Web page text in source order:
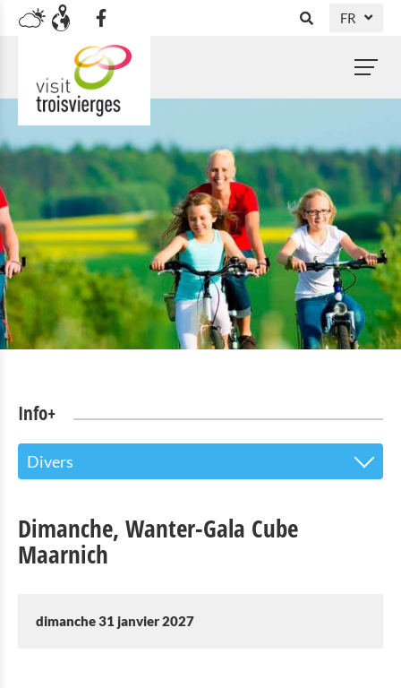
FR
NL
EN
Info+
Divers
Attractions touristiques
Culture & musées
Dimanche, Wanter-Gala Cube
Maarnich
dimanche 31 janvier 2027